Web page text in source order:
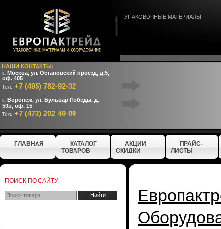
НАШИ КОНТАКТЫ:
г. Москва, ул. Остаповский проезд, д.5,
оф. 405
Тел. +7 (495) 782-92-32
г. Воронеж, ул. Бульвар Победы, д.
50в, оф. 15
Тел. +7 (473) 202-49-09
УПАКОВОЧНЫЕ МАТЕРИАЛЫ
ГЛАВНАЯ
КАТАЛОГ
ТОВАРОВ
АКЦИИ,
СКИДКИ
ПРАЙС-
ЛИСТЫ
ПОИСК ПО САЙТУ